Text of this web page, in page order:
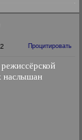
Процитировать
наслышан